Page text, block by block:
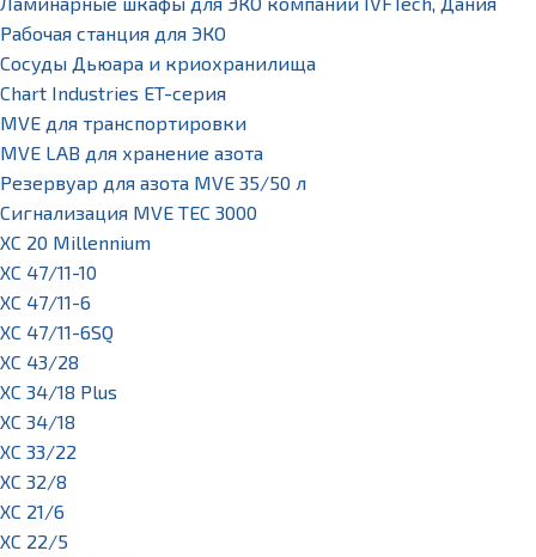
Рабочая станция для ЭКО
Сосуды Дьюара и криохранилища
Chart Industries ET-серия
MVE для транспортировки
MVE LAB для хранение азота
Резервуар для азота MVE 35/50 л
Сигнализация MVE TEC 3000
XC 20 Millennium
XC 47/11-10
XC 47/11-6
XC 47/11-6SQ
XC 43/28
XC 34/18 Plus
XC 34/18
XC 33/22
XC 32/8
XC 21/6
XC 22/5